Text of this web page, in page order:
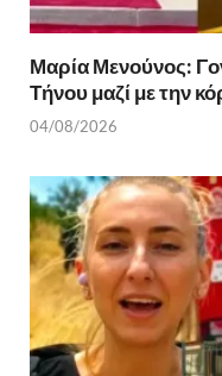
Μαρία Μενούνος:
Τήνου μαζί με την
04/08/2026